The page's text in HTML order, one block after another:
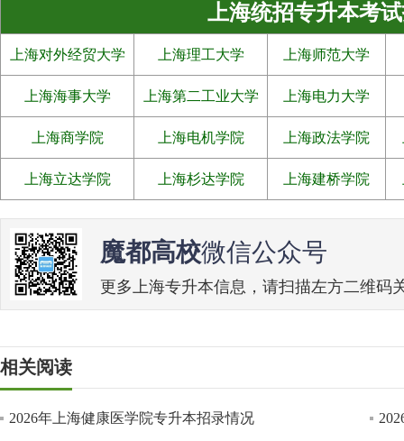
上海统招专升本考
上海对外经贸大学 上海理工大学 上海师范大学
上海海事大学 上海第二工业大学 上海电力大学
上海商学院 上海电机学院 上海政法学院
上海立达学院 上海杉达学院 上海建桥学院
魔都高校微信公众号
更多上海专升本信息，请扫描左方二维码
相关阅读
2026年上海健康医学院专升本招录情况